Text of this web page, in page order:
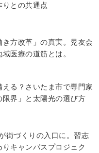
との共通点
方改革」の真実。晃友会
医療の道筋とは。
る？さいたま市で専門家
界」と太陽光の選び方
街づくりの入口に。習志
キャンパスプロジェク